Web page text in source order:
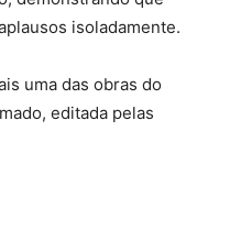
isoladamente.
uma das obras do
editada pelas